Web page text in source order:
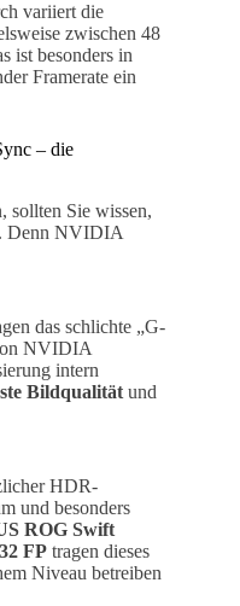
variiert die
zwischen 48
ist besonders in
Framerate ein
– die
sollten Sie wissen,
Denn NVIDIA
das schlichte „G-
NVIDIA
intern
Bildqualität und
HDR-
und besonders
ROG Swift
FP tragen dieses
Niveau betreiben